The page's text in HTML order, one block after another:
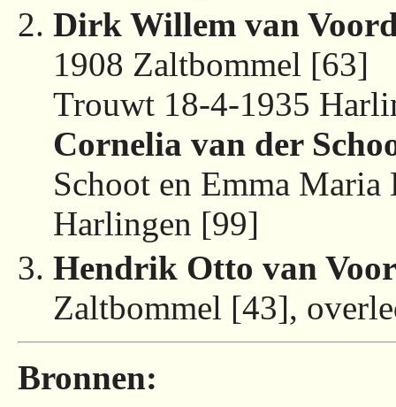
Dirk Willem van
1908 Zaltbommel [63]
Trouwt 18-4-1935
Cornelia van der
Schoot en Emma
Harlingen [99]
Hendrik Otto van
Zaltbommel [43],
Bronnen: